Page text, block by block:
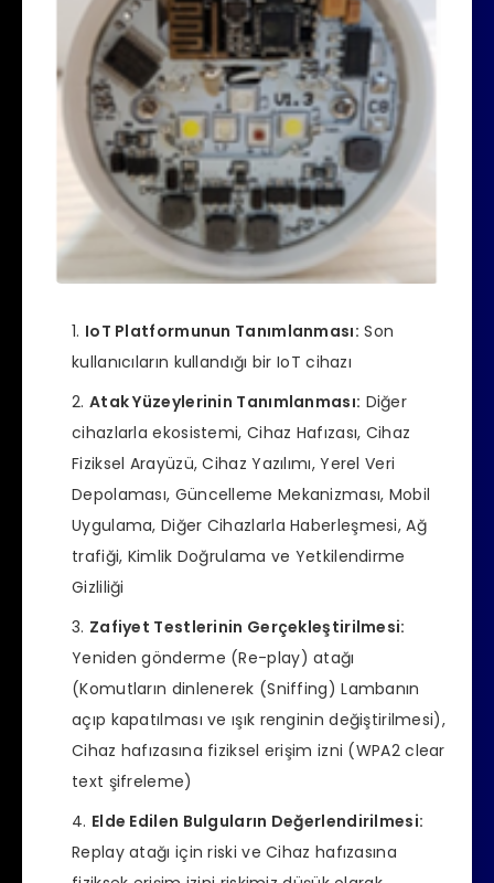
IoT Platformunun Tanımlanması: Son
kullanıcıların kullandığı bir IoT cihazı
Atak Yüzeylerinin Tanımlanması: Diğer
cihazlarla ekosistemi, Cihaz Hafızası, Cihaz
Fiziksel Arayüzü, Cihaz Yazılımı, Yerel Veri
Depolaması, Güncelleme Mekanizması, Mobil
Uygulama, Diğer Cihazlarla Haberleşmesi, Ağ
trafiği, Kimlik Doğrulama ve Yetkilendirme
Gizliliği
Zafiyet Testlerinin Gerçekleştirilmesi:
Yeniden gönderme (Re-play) atağı
(Komutların dinlenerek (Sniffing) Lambanın
açıp kapatılması ve ışık renginin değiştirilmesi),
Cihaz hafızasına fiziksel erişim izni (WPA2 clear
text şifreleme)
Elde Edilen Bulguların Değerlendirilmesi:
Replay atağı için riski ve Cihaz hafızasına